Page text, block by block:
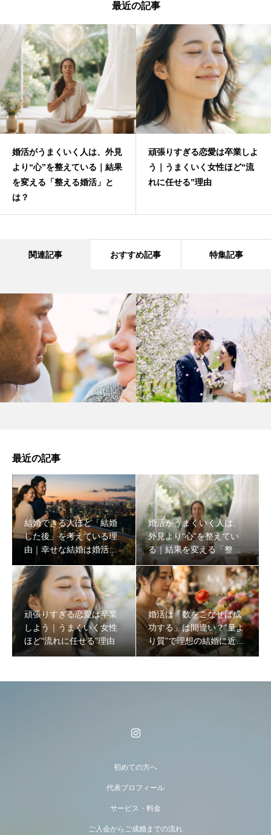
最近の記事
婚活がうまくいく人は、外見
より“心”を整えている｜結果
を変える「整える婚活」と
は？
頑張りすぎる恋愛は卒業しよ
う｜うまくいく女性ほど“流
れに任せる”理由
関連記事 おすすめ記事 特集記事
最近の記事
結婚できる人ほど「結婚
した後」を考えている理
由｜幸せな結婚は婚活の
始め方で決まる
婚活がうまくいく人は、
外見より“心”を整えてい
る｜結果を変える「整え
る婚活」とは？
頑張りすぎる恋愛は卒業
しよう｜うまくいく女性
ほど“流れに任せる”理由
婚活は「数をこなせば成
功する」は間違い？“量よ
り質”で理想の結婚に近づ
く方法
初めての方へ
代表プロフィール
サービス・料金
ご入会からご成婚までの流れ